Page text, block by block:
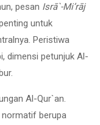
pesan Isrā`-Mi’rāj
untuk
Peristiwa
dimensi petunjuk Al-
Al-Qur`an.
berupa